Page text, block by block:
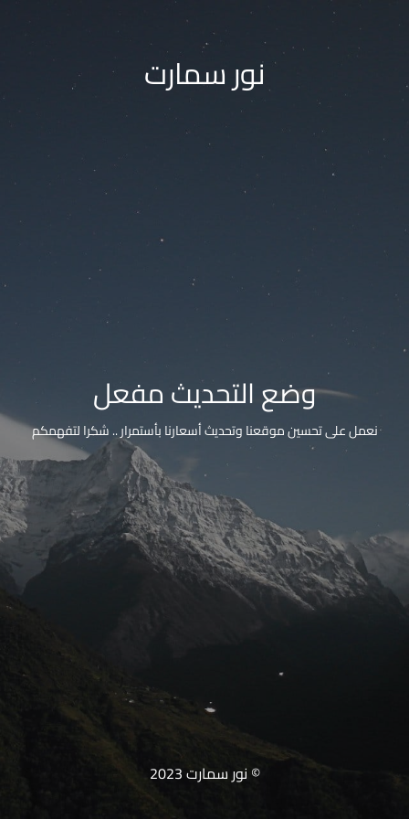
نور سمارت
وضع التحديث مفعل
نعمل على تحسين موقعنا وتحديث أسعارنا بأستمرار .. شكرا لتفهمكم
© نور سمارت 2023